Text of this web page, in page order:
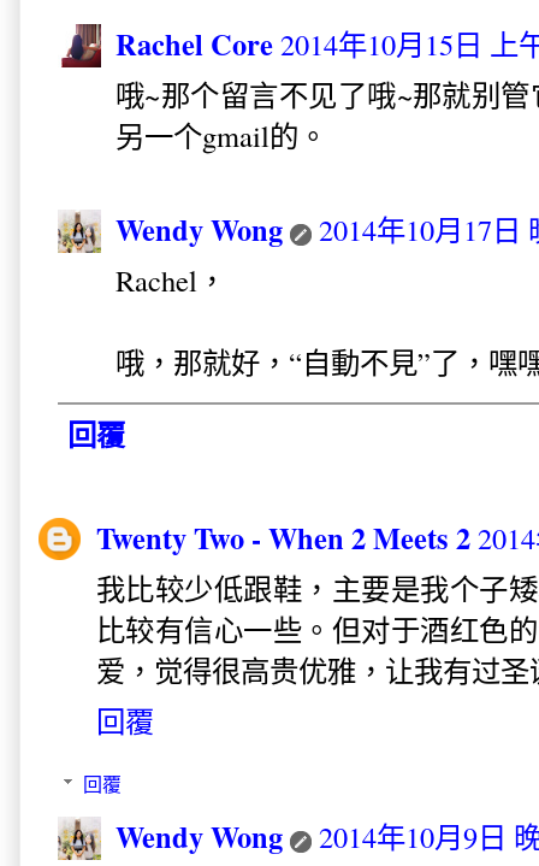
Rachel Core2014年10月15日 上
哦~那个留言不见了哦~那就别
另一个gmail的。
Wendy Wong
2014年10月17日
Rachel，
哦，那就好，“自動不見”了，嘿
回覆
Twenty Two - When 2 Meets 2
我比较少低跟鞋，主要是我个子
比较有信心一些。但对于酒红色
爱，觉得很高贵优雅，让我有过
回覆
回覆
Wendy Wong
2014年10月9日